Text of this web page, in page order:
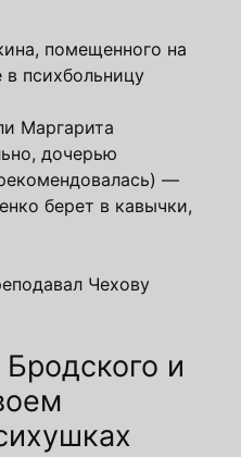
помещенного на
в психбольницу
Маргарита
дочерью
—
берет в кавычки,
Чехову
и